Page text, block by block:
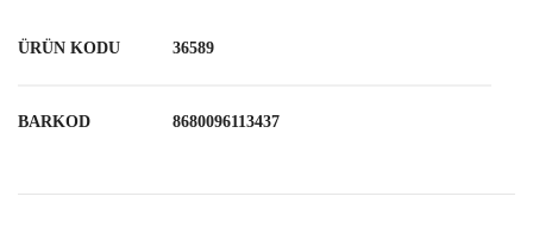
ÜRÜN KODU 36589
BARKOD 8680096113437